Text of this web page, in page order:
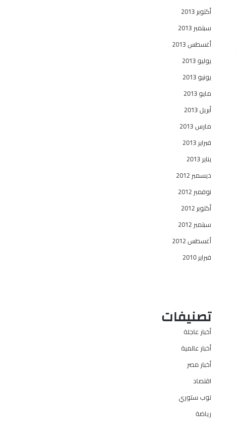
أكتوبر 2013
سبتمبر 2013
أغسطس 2013
يوليو 2013
يونيو 2013
مايو 2013
أبريل 2013
مارس 2013
فبراير 2013
يناير 2013
ديسمبر 2012
نوفمبر 2012
أكتوبر 2012
سبتمبر 2012
أغسطس 2012
فبراير 2010
تصنيفات
أخبار عاجلة
أخبار عالمية
أخبار مصر
اقتصاد
توب ستوري
رياضة